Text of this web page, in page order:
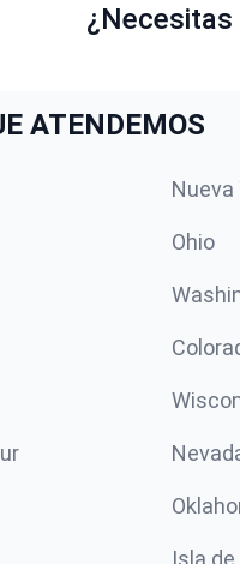
¿Necesitas
ATENDEMOS
Nueva
Ohio
Isla de